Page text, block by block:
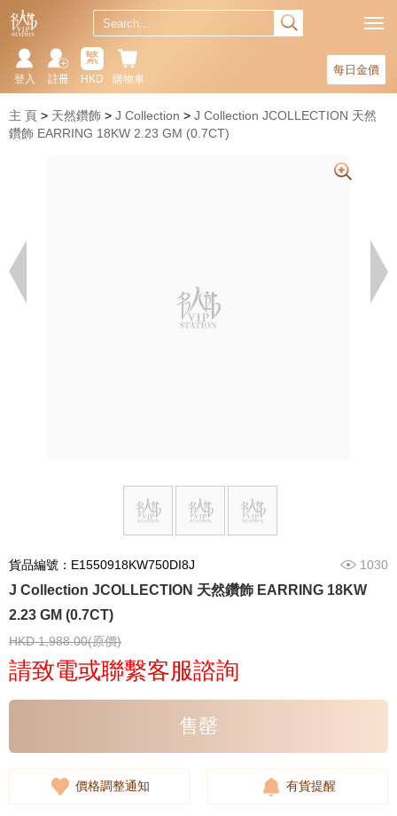
每日金價
購物車
繁
HKD
註冊
登入
主 頁 天然鑽飾 J Collection
J Collection JCOLLECTION 天然
鑽飾 EARRING 18KW 2.23 GM (0.7CT)
貨品編號：E1550918KW750DI8J 1030
J Collection JCOLLECTION 天然鑽飾 EARRING 18KW
2.23 GM (0.7CT)
HKD 1,988.00(原價)
請致電或聯繫客服諮詢
售罄
價格調整通知 有貨提醒